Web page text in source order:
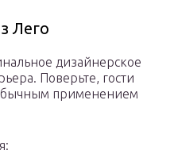
Лего
дизайнерское
Поверьте, гости
применением